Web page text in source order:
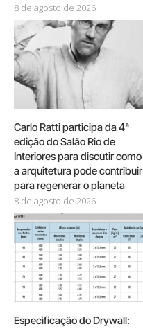
8 de agosto de 2026
Carlo Ratti participa da 4ª
edição do Salão Rio de
Interiores para discutir como
a arquitetura pode contribuir
para regenerar o planeta
8 de agosto de 2026
Especificação do Drywall: